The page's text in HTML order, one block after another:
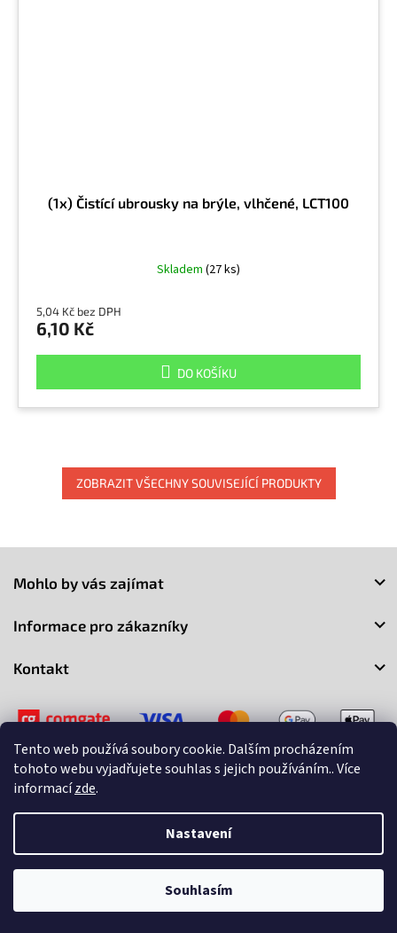
Tento web používá soubory cookie. Dalším procházením
tohoto webu vyjadřujete souhlas s jejich používáním.. Více
informacízde.
Nastavení
Souhlasím
(1x) Čistící ubrousky na brýle, vlhčené, LCT100
Skladem (27 ks)
5,04 Kč bez DPH
6,10 Kč
DO KOŠÍKU
ZOBRAZIT VŠECHNY SOUVISEJÍCÍ PRODUKTY
Mohlo by vás zajímat
Informace pro zákazníky
Kontakt
Vytvořil Shoptet
Copyright 2026